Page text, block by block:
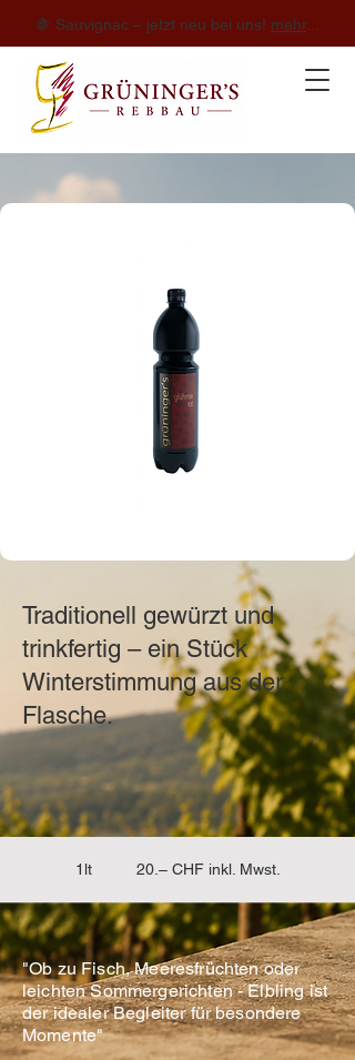
🍇 Sauvignac – jetzt neu bei uns! mehr...
Traditionell gewürzt und
trinkfertig – ein Stück
Winterstimmung aus der
Flasche.
1lt 20.– CHF inkl. Mwst.
"Ob zu Fisch, Meeresfrüchten oder
leichten Sommergerichten - Elbling ist
der idealer Begleiter für besondere
Momente"